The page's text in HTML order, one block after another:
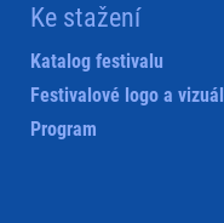
Ke stažení
Katalog festivalu
Festivalové logo a vizuál
Program